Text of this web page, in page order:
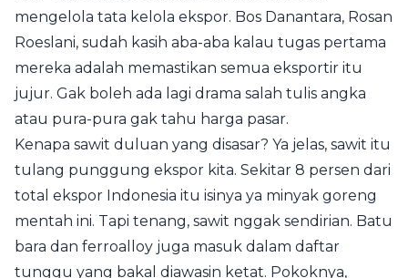
mengelola tata kelola ekspor. Bos Danantara, Rosan
Roeslani, sudah kasih aba-aba kalau tugas pertama
mereka adalah memastikan semua eksportir itu
jujur. Gak boleh ada lagi drama salah tulis angka
atau pura-pura gak tahu harga pasar.
Kenapa sawit duluan yang disasar? Ya jelas, sawit itu
tulang punggung ekspor kita. Sekitar 8 persen dari
total ekspor Indonesia itu isinya ya minyak goreng
mentah ini. Tapi tenang, sawit nggak sendirian. Batu
bara dan ferroalloy juga masuk dalam daftar
tunggu yang bakal diawasin ketat. Pokoknya,